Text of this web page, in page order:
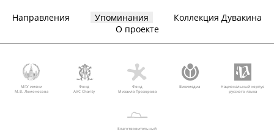
Направления Упоминания
Коллекция Дувакина
О проекте
МГУ имени
М.В. Ломоносова
Фонд
AVC Charity
Фонд
Михаила Прохорова
Викимедиа
Национальный корпус
русского языка
Благотворительный